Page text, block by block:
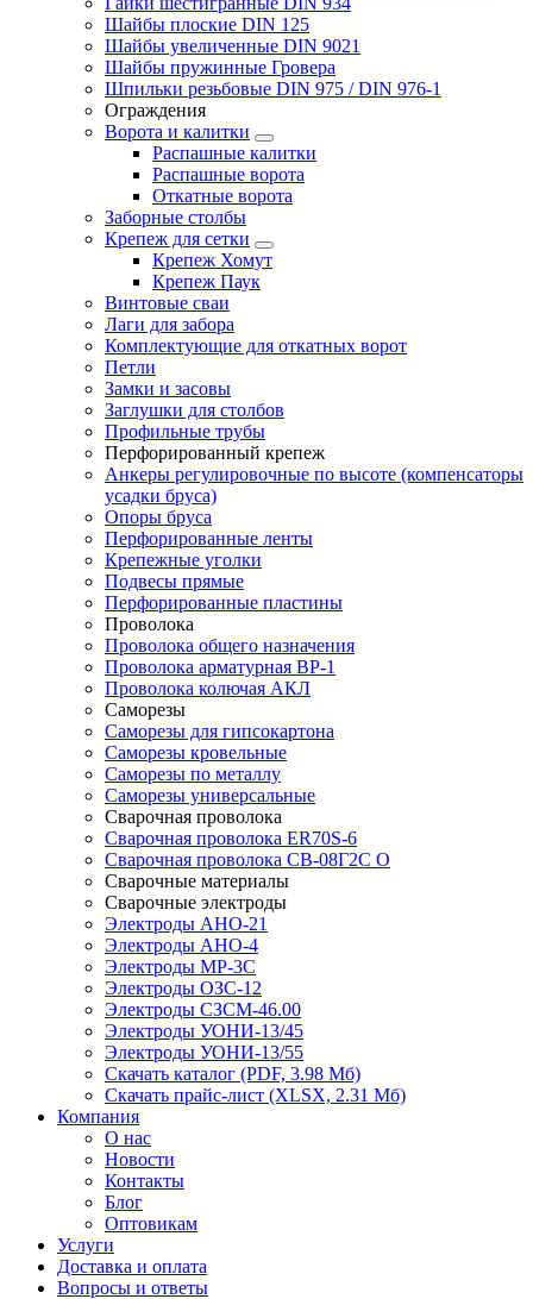
Шайбы плоские DIN 125
Шайбы увеличенные DIN 9021
Шайбы пружинные Гровера
Шпильки резьбовые DIN 975 / DIN 976-1
Ограждения
Ворота и калитки
Распашные калитки
Распашные ворота
Откатные ворота
Заборные столбы
Крепеж для сетки
Крепеж Хомут
Крепеж Паук
Винтовые сваи
Лаги для забора
Комплектующие для откатных ворот
Петли
Замки и засовы
Заглушки для столбов
Профильные трубы
Перфорированный крепеж
Анкеры регулировочные по высоте (компенсаторы
усадки бруса)
Опоры бруса
Перфорированные ленты
Крепежные уголки
Подвесы прямые
Перфорированные пластины
Проволока
Проволока общего назначения
Проволока арматурная ВР-1
Проволока колючая АКЛ
Саморезы
Саморезы для гипсокартона
Саморезы кровельные
Саморезы по металлу
Саморезы универсальные
Сварочная проволока
Сварочная проволока ER70S-6
Сварочная проволока СВ-08Г2С О
Сварочные материалы
Сварочные электроды
Электроды АНО-21
Электроды АНО-4
Электроды МР-3С
Электроды ОЗС-12
Электроды СЗСМ-46.00
Электроды УОНИ-13/45
Электроды УОНИ-13/55
Скачать каталог (PDF, 3.98 Мб)
Скачать прайс-лист (XLSX, 2.31 Мб)
Компания
О нас
Новости
Контакты
Блог
Оптовикам
Услуги
Доставка и оплата
Вопросы и ответы